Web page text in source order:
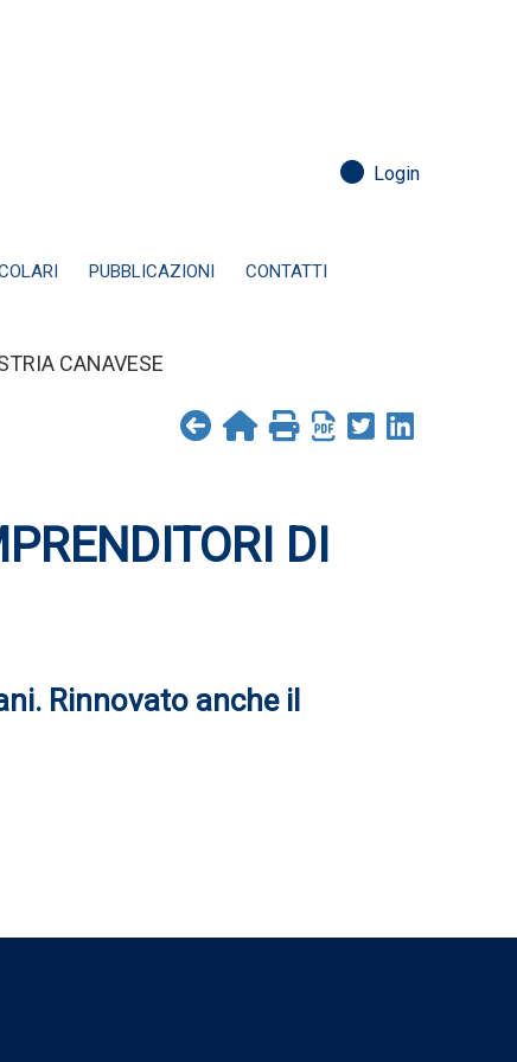
Login
PUBBLICAZIONI CONTATTI
CANAVESE
DI
Rinnovato anche il